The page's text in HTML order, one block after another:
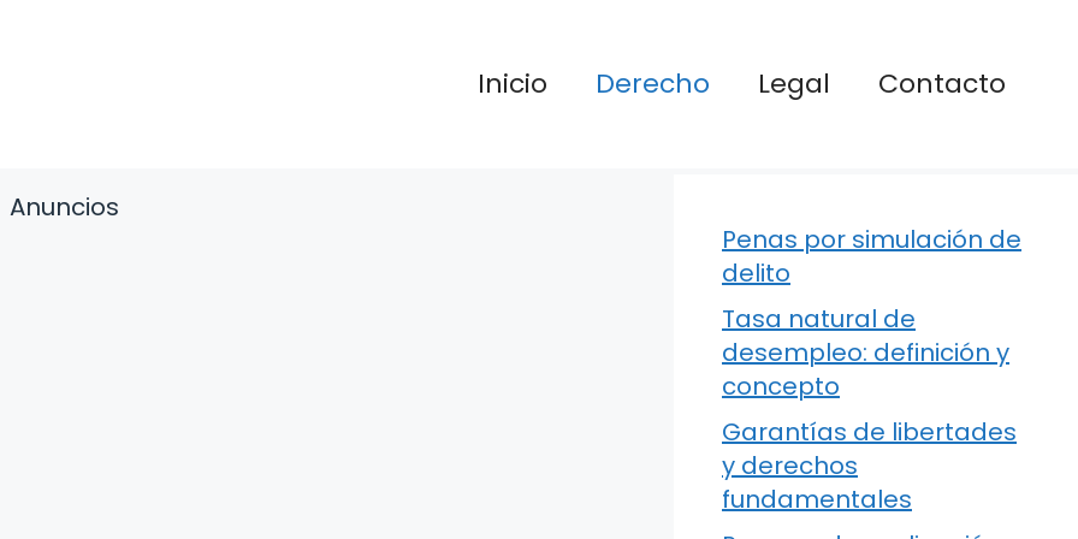
Inicio Derecho Legal Contacto
Anuncios
Penas por simulación de
delito
Tasa natural de
desempleo: definición y
concepto
Garantías de libertades
y derechos
fundamentales